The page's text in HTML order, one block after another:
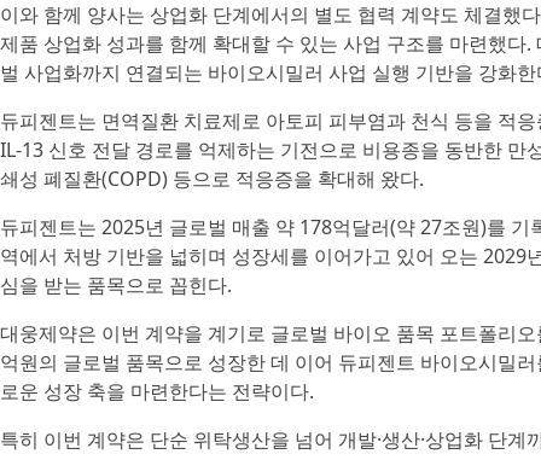
이와 함께 양사는 상업화 단계에서의 별도 협력 계약도 체결했
제품 상업화 성과를 함께 확대할 수 있는 사업 구조를 마련했다
벌 사업화까지 연결되는 바이오시밀러 사업 실행 기반을 강화한
듀피젠트는 면역질환 치료제로 아토피 피부염과 천식 등을 적
IL-13 신호 전달 경로를 억제하는 기전으로 비용종을 동반한 만
쇄성 폐질환(COPD) 등으로 적응증을 확대해 왔다.
듀피젠트는 2025년 글로벌 매출 약 178억달러(약 27조원)를
역에서 처방 기반을 넓히며 성장세를 이어가고 있어 오는
심을 받는 품목으로 꼽힌다.
대웅제약은 이번 계약을 계기로 글로벌 바이오 품목 포트폴리
억원의 글로벌 품목으로 성장한 데 이어 듀피젠트 바이오시밀
로운 성장 축을 마련한다는 전략이다.
특히 이번 계약은 단순 위탁생산을 넘어 개발·생산·상업화 단